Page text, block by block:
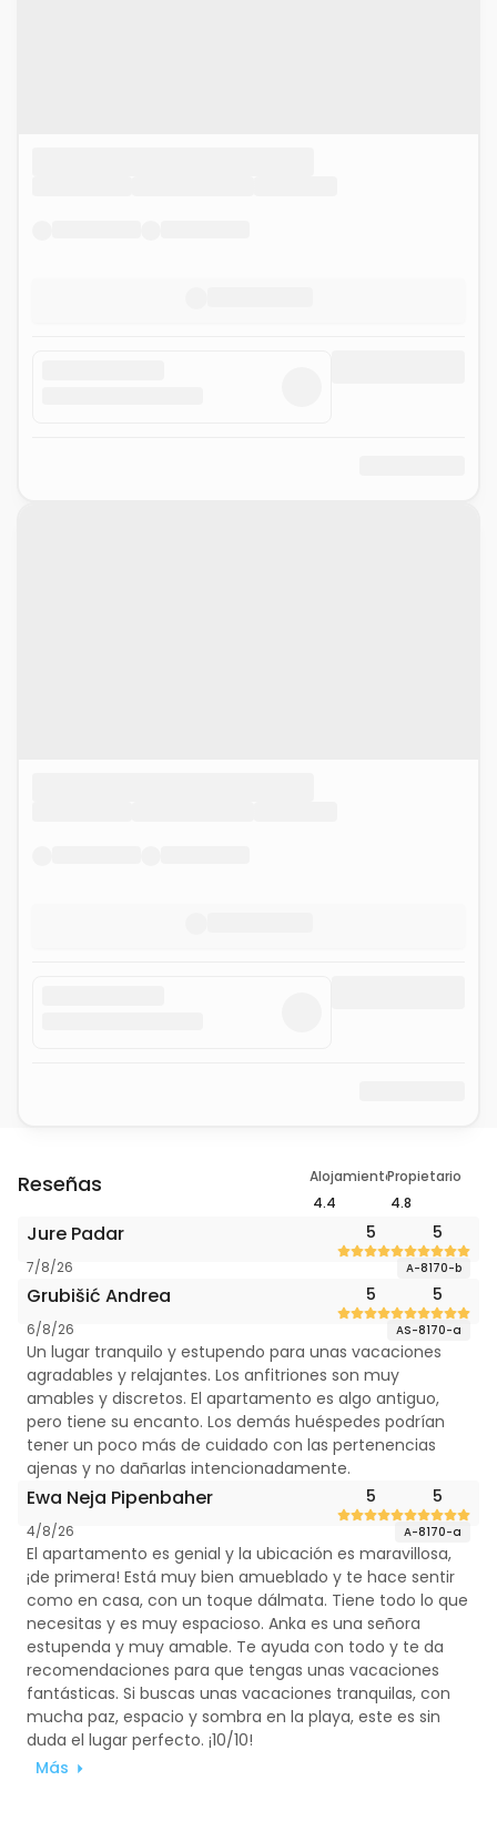
Reseñas
Alojamiento
4.4
Propietario
4.8
Jure Padar 5 5
7/8/26 A-8170-b
Grubišić Andrea 5 5
6/8/26 AS-8170-a
Un lugar tranquilo y estupendo para unas vacaciones
agradables y relajantes. Los anfitriones son muy
amables y discretos. El apartamento es algo antiguo,
pero tiene su encanto. Los demás huéspedes podrían
tener un poco más de cuidado con las pertenencias
ajenas y no dañarlas intencionadamente.
Ewa Neja Pipenbaher 5 5
4/8/26 A-8170-a
El apartamento es genial y la ubicación es maravillosa,
¡de primera! Está muy bien amueblado y te hace sentir
como en casa, con un toque dálmata. Tiene todo lo que
necesitas y es muy espacioso. Anka es una señora
estupenda y muy amable. Te ayuda con todo y te da
recomendaciones para que tengas unas vacaciones
fantásticas. Si buscas unas vacaciones tranquilas, con
mucha paz, espacio y sombra en la playa, este es sin
duda el lugar perfecto. ¡10/10!
Más